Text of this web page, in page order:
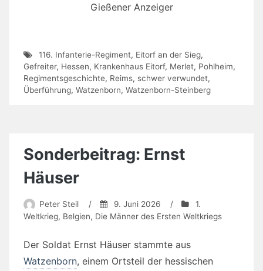
Gießener Anzeiger
116. Infanterie-Regiment, Eitorf an der Sieg,
Gefreiter, Hessen, Krankenhaus Eitorf, Merlet, Pohlheim,
Regimentsgeschichte, Reims, schwer verwundet,
Überführung, Watzenborn, Watzenborn-Steinberg
Sonderbeitrag: Ernst
Häuser
Peter Steil / 9. Juni 2026 /
1.
Weltkrieg, Belgien, Die Männer des Ersten Weltkriegs
Der Soldat Ernst Häuser stammte aus
Watzenborn, einem Ortsteil der hessischen